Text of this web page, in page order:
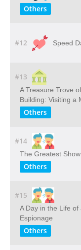
Others
#12 Speed
#13
A​ ​Treasure​ ​Trove​
Building: Visiting​ ​a​
Others
#14
The Greatest
Others
#15
A Day in the Life
Espionage
Others